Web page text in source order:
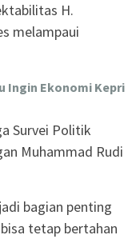
H.
melampaui
Ingin Ekonomi Kepri
Survei Politik
Muhammad Rudi
bagian penting
tetap bertahan